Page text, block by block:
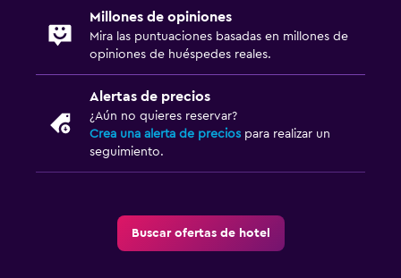
Millones de opiniones
Mira las puntuaciones basadas en millones de
opiniones de huéspedes reales.
Alertas de precios
¿Aún no quieres reservar?
Crea una alerta de precios para realizar un
seguimiento.
Buscar ofertas de hotel